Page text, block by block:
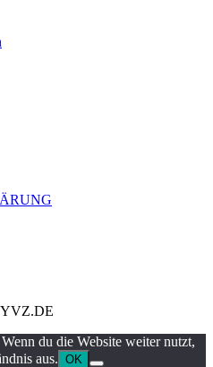
du die Website weiter nutzt,
aus. OK